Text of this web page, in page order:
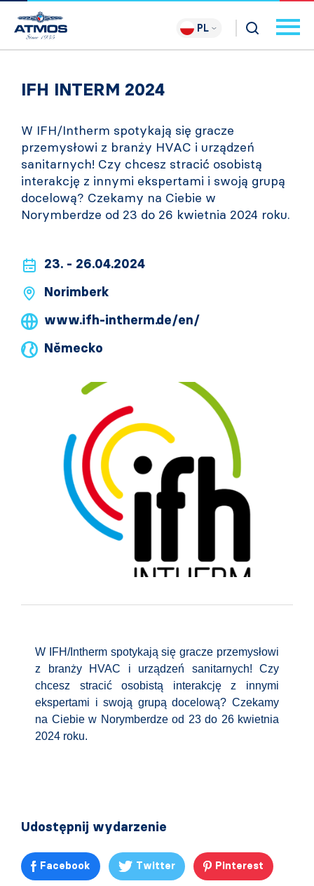
PL
IFH INTERM 2024
W IFH/Intherm spotykają się gracze
przemysłowi z branży HVAC i urządzeń
sanitarnych! Czy chcesz stracić osobistą
interakcję z innymi ekspertami i swoją grupą
docelową? Czekamy na Ciebie w
Norymberdze od 23 do 26 kwietnia 2024 roku.
23. - 26.04.2024
Norimberk
www.ifh-intherm.de/en/
Německo
W IFH/Intherm spotykają się gracze przemysłowi
z branży HVAC i urządzeń sanitarnych! Czy
chcesz stracić osobistą interakcję z innymi
ekspertami i swoją grupą docelową? Czekamy
na Ciebie w Norymberdze od 23 do 26 kwietnia
2024 roku.
Udostępnij wydarzenie
Facebook Twitter Pinterest